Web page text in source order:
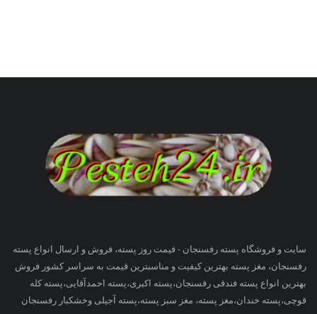
سایت و فروشگاه پسته رفسنجان - قیمت روز پسته، فروش و ارسال انواع پسته
رفسنجان، مغز پسته بهترین کیفیت و مناسبترین قیمت به سراسر کشور فروش
بهترین انواع پسته فندقی رفسنجان،پسته اکبری،پسته احمدآقایی،پسته کله
قوچی،پسته خندان،مغز پسته، مغز سبز پسته،پسته آجیلی وخشکبار رفسنجان